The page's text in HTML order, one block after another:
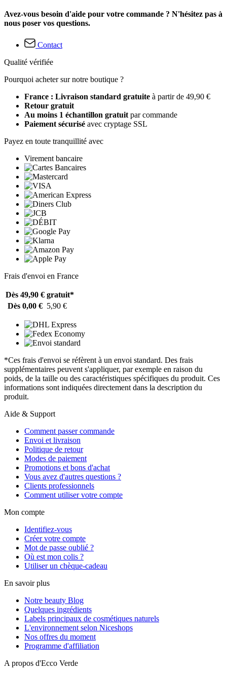
Avez-vous besoin d'aide pour votre commande ? N'hésitez pas à
nous poser vos questions.
Contact
Qualité vérifiée
Pourquoi acheter sur notre boutique ?
France : Livraison standard gratuite à partir de 49,90 €
Retour gratuit
Au moins 1 échantillon gratuit par commande
Paiement sécurisé avec cryptage SSL
Payez en toute tranquillité avec
Virement bancaire
Frais d'envoi en France
Dès 49,90 € gratuit*
Dès 0,00 € 5,90 €
*Ces frais d'envoi se réfèrent à un envoi standard. Des frais
supplémentaires peuvent s'appliquer, par exemple en raison du
poids, de la taille ou des caractéristiques spécifiques du produit. Ces
informations sont indiquées directement dans la description du
produit.
Aide & Support
Comment passer commande
Envoi et livraison
Politique de retour
Modes de paiement
Promotions et bons d'achat
Vous avez d'autres questions ?
Clients professionnels
Comment utiliser votre compte
Mon compte
Identifiez-vous
Créer votre compte
Mot de passe oublié ?
Où est mon colis ?
Utiliser un chèque-cadeau
En savoir plus
Notre beauty Blog
Quelques ingrédients
Labels principaux de cosmétiques naturels
L'environnement selon Niceshops
Nos offres du moment
Programme d'affiliation
A propos d'Ecco Verde